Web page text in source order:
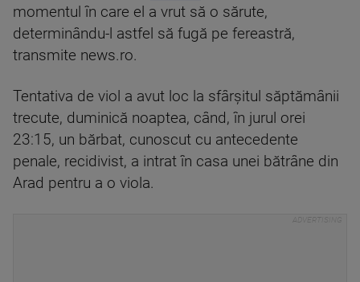
momentul în care el a vrut să o sărute,
determinându-l astfel să fugă pe fereastră,
transmite news.ro.
Tentativa de viol a avut loc la sfârşitul săptămânii
trecute, duminică noaptea, când, în jurul orei
23:15, un bărbat, cunoscut cu antecedente
penale, recidivist, a intrat în casa unei bătrâne din
Arad pentru a o viola.